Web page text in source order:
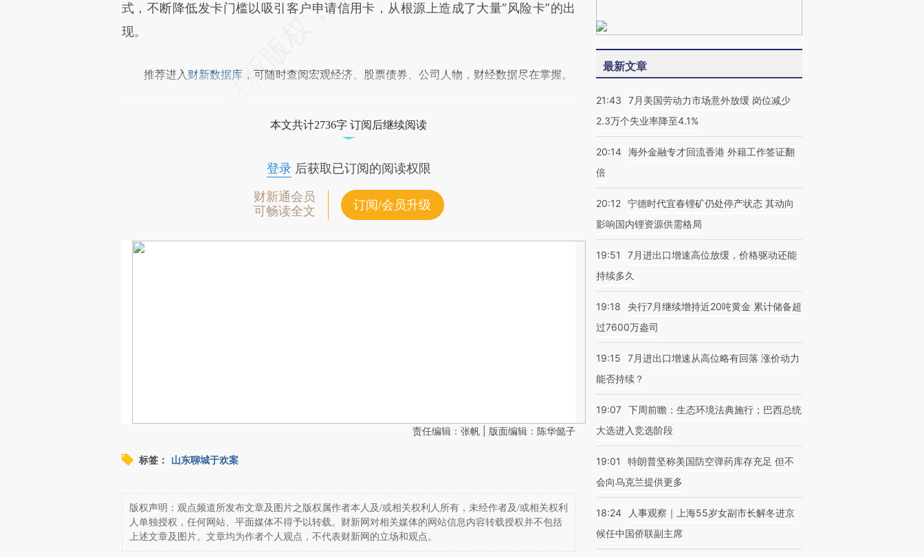
式，不断降低发卡门槛以吸引客户申请信用卡，从根源上造成了大量“风险卡”的出
现。
推荐进入 财新数据库 ，可随时查阅宏观经济、股票债券、公司人物，财经数据尽在掌握。
本文共计2736字 订阅后继续阅读
登录后获取已订阅的阅读权限
财新通会员
可畅读全文
订阅/会员升级
责任编辑：张帆 | 版面编辑：陈华懿子
标签： 山东聊城于欢案
版权声明：观点频道所发布文章及图片之版权属作者本人及/或相关权利人所有，未经作者及/或相关权利
人单独授权，任何网站、平面媒体不得予以转载。财新网对相关媒体的网站信息内容转载授权并不包括
上述文章及图片。文章均为作者个人观点，不代表财新网的立场和观点。
最新文章
21:43
7月美国劳动力市场意外放缓 岗位减少
2.3万个失业率降至4.1%
20:14 海外金融专才回流香港 外籍工作签证翻
倍
20:12 宁德时代宜春锂矿仍处停产状态 其动向
影响国内锂资源供需格局
19:51
7月进出口增速高位放缓，价格驱动还能
持续多久
19:18
央行7月继续增持近20吨黄金 累计储备超
过7600万盎司
19:15
7月进出口增速从高位略有回落 涨价动力
能否持续？
19:07 下周前瞻：生态环境法典施行；巴西总统
大选进入竞选阶段
19:01
特朗普坚称美国防空弹药库存充足 但不
会向乌克兰提供更多
18:24
人事观察｜上海55岁女副市长解冬进京
候任中国侨联副主席